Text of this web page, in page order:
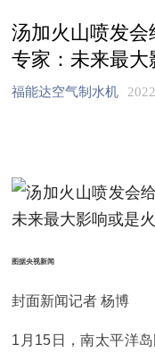
汤加火山喷发
专家：未来最
福能达空气制水机
图据央视新闻
封面新闻记者 杨博
1月15日，南太平洋